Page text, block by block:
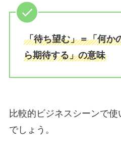
「待ち望む」＝「何か
ら期待する」の意味
比較的ビジネスシーンで
でしょう。